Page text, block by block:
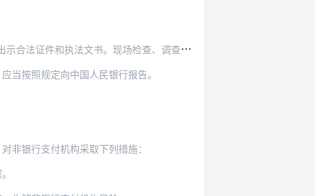
场检查、调查的人员少于2人或者未出示合法证件…
当按照规定向中国人民银行报告。
非银行支付机构采取下列措施：